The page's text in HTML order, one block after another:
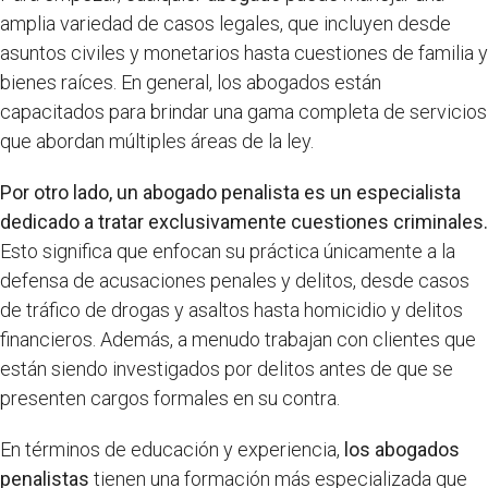
amplia variedad de casos legales, que incluyen desde
asuntos civiles y monetarios hasta cuestiones de familia y
bienes raíces. En general, los abogados están
capacitados para brindar una gama completa de servicios
que abordan múltiples áreas de la ley.
Por otro lado, un abogado penalista es un especialista
dedicado a tratar exclusivamente cuestiones criminales.
Esto significa que enfocan su práctica únicamente a la
defensa de acusaciones penales y delitos, desde casos
de tráfico de drogas y asaltos hasta homicidio y delitos
financieros. Además, a menudo trabajan con clientes que
están siendo investigados por delitos antes de que se
presenten cargos formales en su contra.
En términos de educación y experiencia, los abogados
penalistas tienen una formación más especializada que